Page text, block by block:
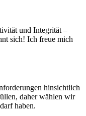
und Integrität –
sich! Ich freue mich
hinsichtlich
daher wählen wir
haben.